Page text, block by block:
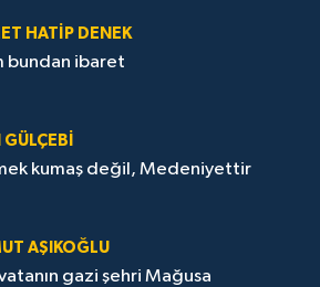
HATİP DENEK
bundan ibaret
kumaş değil, Medeniyettir
AŞIKOĞLU
gazi şehri Mağusa